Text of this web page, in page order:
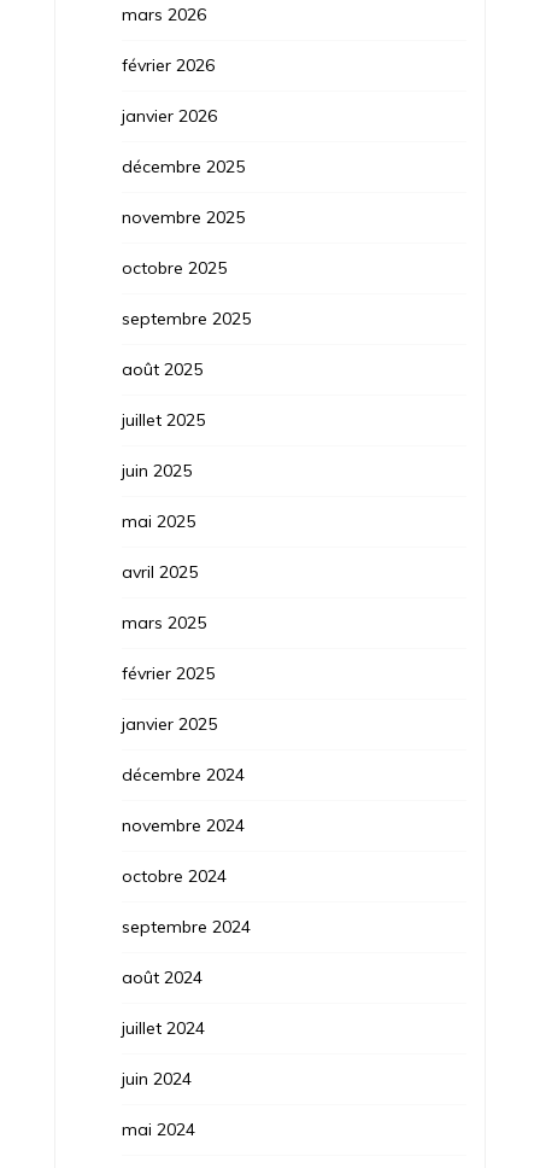
mars 2026
février 2026
janvier 2026
décembre 2025
novembre 2025
octobre 2025
septembre 2025
août 2025
juillet 2025
juin 2025
mai 2025
avril 2025
mars 2025
février 2025
janvier 2025
décembre 2024
novembre 2024
octobre 2024
septembre 2024
août 2024
juillet 2024
juin 2024
mai 2024